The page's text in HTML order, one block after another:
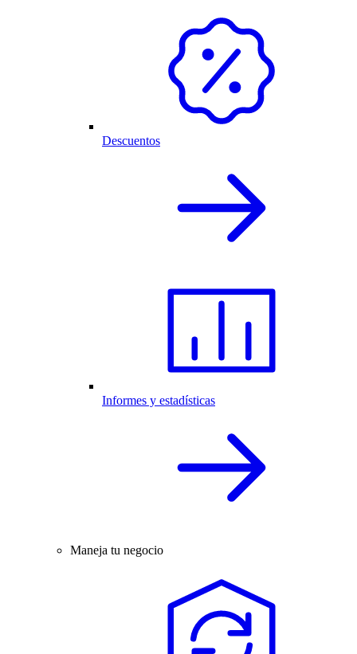
Descuentos
Informes y estadísticas
Maneja tu negocio